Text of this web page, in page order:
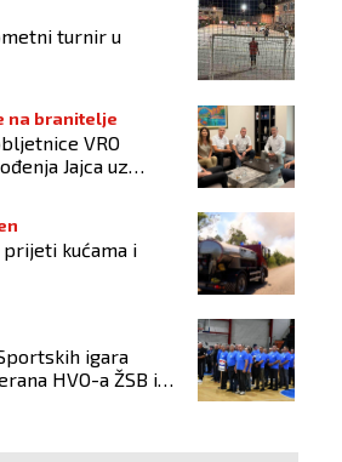
turnir u
na branitelje
VRO
Jajca uz
a BiH
prijeti kućama i
igara
HVO-a ŽSB i